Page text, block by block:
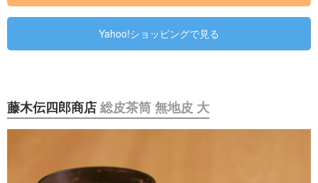
Yahoo!ショッピングで見る
藤木伝四郎商店総皮茶筒 無地皮 大